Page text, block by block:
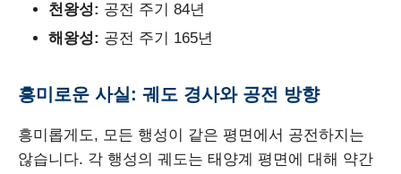
천왕성: 공전 주기 84년
해왕성: 공전 주기 165년
흥미로운 사실: 궤도 경사와 공전 방향
흥미롭게도, 모든 행성이 같은 평면에서 공전하지는
않습니다. 각 행성의 궤도는 태양계 평면에 대해 약간